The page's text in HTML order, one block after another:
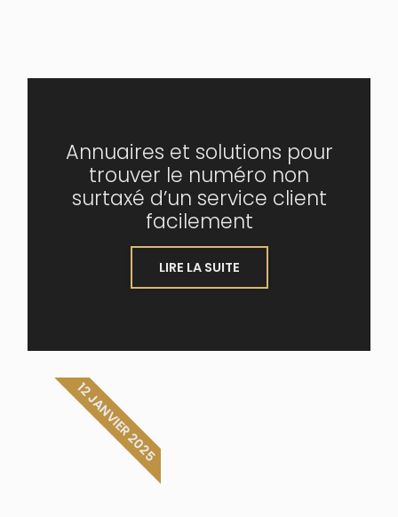
Annuaires et solutions pour
trouver le numéro non
surtaxé d’un service client
facilement
LIRE LA SUITE
12 JANVIER 2025